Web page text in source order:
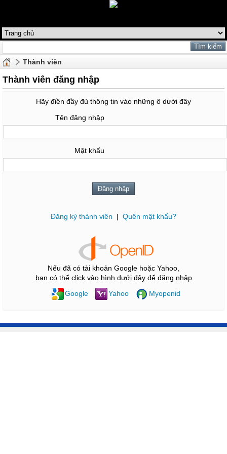
Thành viên
Thành viên đăng nhập
Hãy điền đầy đủ thông tin vào những ô dưới đây
Tên đăng nhập
Mật khẩu
Đăng ký thành viên | Quên mật khẩu?
Nếu đã có tài khoản Google hoặc Yahoo,
bạn có thể click vào hình dưới đây để đăng nhập
Google
Yahoo Myopenid